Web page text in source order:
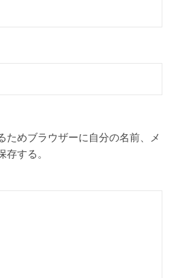
ためブラウザーに自分の名前、メ
する。